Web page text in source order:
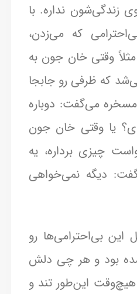
زندگی‌شون نداره. با
که می‌زدن،
وقتی خان جون به
که ظرفی رو جابجا
مسخره می‌گفت: دوباره
یا وقتی خان جون
چیزی برداره، یه
دیگه نمی‌خواهی
بی‌احترامی‌ها رو
بود و هر چی دلش
این‌طور تند و